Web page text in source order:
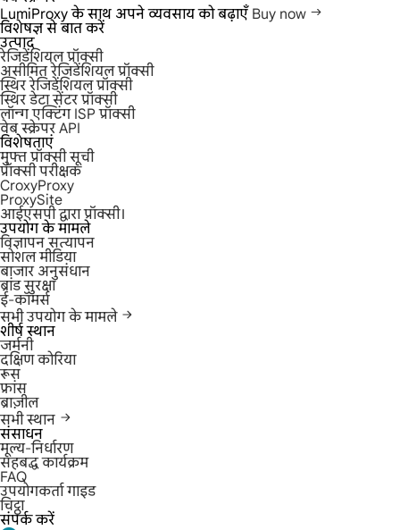
LumiProxy के साथ अपने व्यवसाय को बढ़ाएँ Buy now
विशेषज्ञ से बात करें
उत्पाद
रेजिडेंशियल प्रॉक्सी
असीमित रेजिडेंशियल प्रॉक्सी
स्थिर रेजिडेंशियल प्रॉक्सी
स्थिर डेटा सेंटर प्रॉक्सी
लॉन्ग एक्टिंग ISP प्रॉक्सी
वेब स्क्रेपर API
विशेषताएं
मुफ्त प्रॉक्सी सूची
प्रॉक्सी परीक्षक
CroxyProxy
ProxySite
आईएसपी द्वारा प्रॉक्सी।
उपयोग के मामले
विज्ञापन सत्यापन
सोशल मीडिया
बाजार अनुसंधान
ब्रांड सुरक्षा
ई-कॉमर्स
सभी उपयोग के मामले
शीर्ष स्थान
जर्मनी
दक्षिण कोरिया
रूस
फ्रांस
ब्राज़ील
सभी स्थान
संसाधन
मूल्य-निर्धारण
सहबद्ध कार्यक्रम
FAQ
उपयोगकर्ता गाइड
चिट्ठा
संपर्क करें